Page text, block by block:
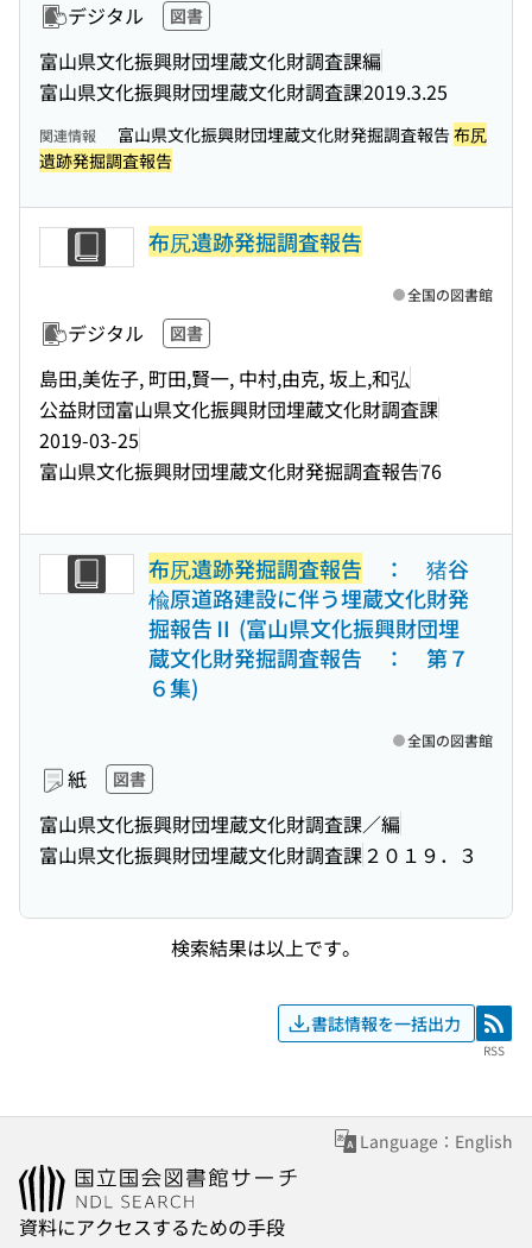
デジタル 図書
富山県文化振興財団埋蔵文化財調査課編
富山県文化振興財団埋蔵文化財調査課2019.3.25
関連情報 富山県文化振興財団埋蔵文化財発掘調査報告布尻
遺跡発掘調査報告
布尻遺跡発掘調査報告
デジタル 図書
島田,美佐子, 町田,賢一, 中村,由克, 坂上,和弘
公益財団富山県文化振興財団埋蔵文化財調査課
2019-03-25
富山県文化振興財団埋蔵文化財発掘調査報告76
全国の図書館
布尻遺跡発掘調査報告 ： 猪谷
楡原道路建設に伴う埋蔵文化財発
掘報告Ⅱ (富山県文化振興財団埋
蔵文化財発掘調査報告 ： 第７
６集)
紙 図書
富山県文化振興財団埋蔵文化財調査課／編
富山県文化振興財団埋蔵文化財調査課 ２０１９．３
全国の図書館
検索結果は以上です。
書誌情報を一括出力 RSS
RSS
Language：English
資料にアクセスするための手段